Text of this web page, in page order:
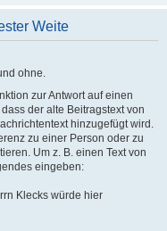
Weite
ohne.
zur Antwort auf einen
der alte Beitragstext von
hinzugefügt wird.
zu einer Person oder zu
Um z. B. einen Text von
eingeben:
Klecks würde hier